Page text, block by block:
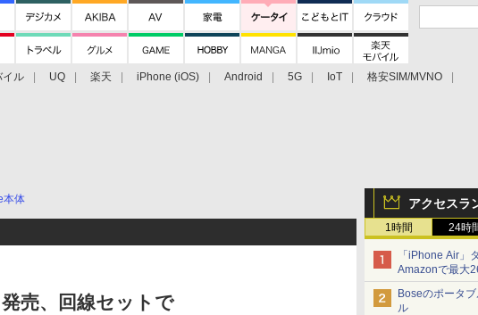
イル UQ 楽天 iPhone (iOS) Android 5G IoT
格安SIM/MVNO
アクセスラ
1時間 24時
「iPhone Air」
Amazonで最大
Boseのポータ
ル
本体
売、回線セットで